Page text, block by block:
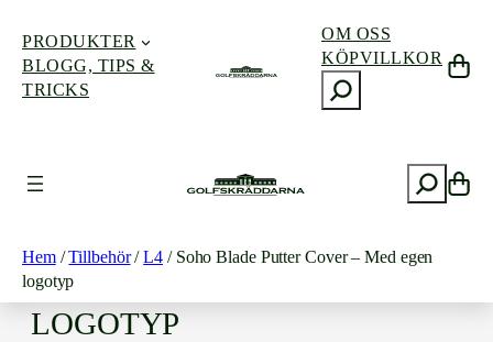
innehåll
PRODUKTER
BLOGG, TIPS &
TRICKS
OM OSS
KÖPVILLKOR
ö
ö
Hem/Tillbehör/L4 / Soho Blade Putter Cover – Med egen
logotyp
SOHO BLADE PUTTER
COVER – MED EGEN
LOGOTYP